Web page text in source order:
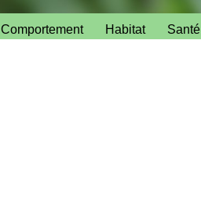
Comportement Habitat Santé